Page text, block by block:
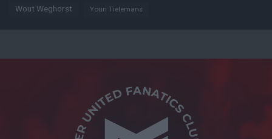
Wout Weghorst Youri Tielemans